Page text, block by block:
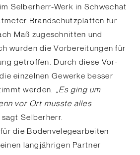
Selberherr-Werk in Schwechat
Brandschutzplatten für
Maß zugeschnitten und
wurden die Vorbereitungen für
getroffen. Durch diese Vor-
einzelnen Gewerke besser
werden. „Es ging um
vor Ort musste alles
sagt Selberherr.
die Bodenvelegearbeiten
langjährigen Partner